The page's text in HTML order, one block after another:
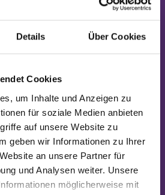
Details Über Cookies
Cookies
um Inhalte und Anzeigen zu
für soziale Medien anbieten
auf unsere Website zu
geben wir Informationen zu Ihrer
an unsere Partner für
und Analysen weiter. Unsere
möglicherweise mit
hätte sie dort
können!
kannst
Center in
während der
Ines auf und
das